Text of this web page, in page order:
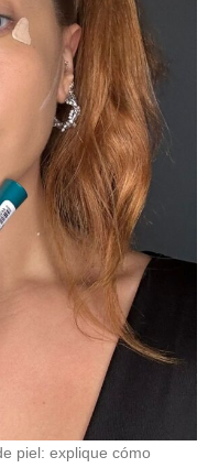
piel: explique cómo